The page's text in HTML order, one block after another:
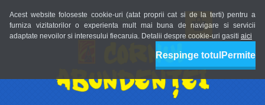
Acest website foloseste cookie-uri (atat proprii cat si de la terti) pentru a
furniza vizitatorilor o experienta mult mai buna de navigare si servicii
adaptate nevoilor si interesului fiecaruia. Detalii despre cookie-uri gasiti aici
Respinge totul Permite
Login Înregistrare nouă